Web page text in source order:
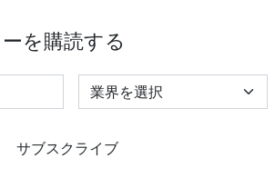
を購読する
Select Industry
サブスクライブ